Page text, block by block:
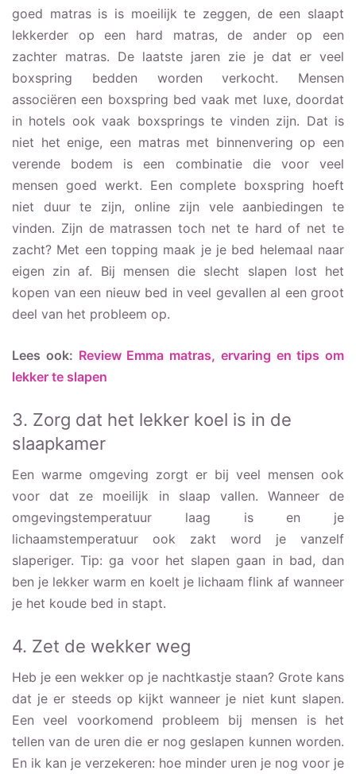
goed matras is is moeilijk te zeggen, de een slaapt
lekkerder op een hard matras, de ander op een
zachter matras. De laatste jaren zie je dat er veel
boxspring bedden worden verkocht. Mensen
associëren een boxspring bed vaak met luxe, doordat
in hotels ook vaak boxsprings te vinden zijn. Dat is
niet het enige, een matras met binnenvering op een
verende bodem is een combinatie die voor veel
mensen goed werkt. Een complete boxspring hoeft
niet duur te zijn, online zijn vele aanbiedingen te
vinden. Zijn de matrassen toch net te hard of net te
zacht? Met een topping maak je je bed helemaal naar
eigen zin af. Bij mensen die slecht slapen lost het
kopen van een nieuw bed in veel gevallen al een groot
deel van het probleem op.
Lees ook: Review Emma matras, ervaring en tips om
lekker te slapen
3. Zorg dat het lekker koel is in de
slaapkamer
Een warme omgeving zorgt er bij veel mensen ook
voor dat ze moeilijk in slaap vallen. Wanneer de
omgevingstemperatuur laag is en je
lichaamstemperatuur ook zakt word je vanzelf
slaperiger. Tip: ga voor het slapen gaan in bad, dan
ben je lekker warm en koelt je lichaam flink af wanneer
je het koude bed in stapt.
4. Zet de wekker weg
Heb je een wekker op je nachtkastje staan? Grote kans
dat je er steeds op kijkt wanneer je niet kunt slapen.
Een veel voorkomend probleem bij mensen is het
tellen van de uren die er nog geslapen kunnen worden.
En ik kan je verzekeren: hoe minder uren je nog voor je